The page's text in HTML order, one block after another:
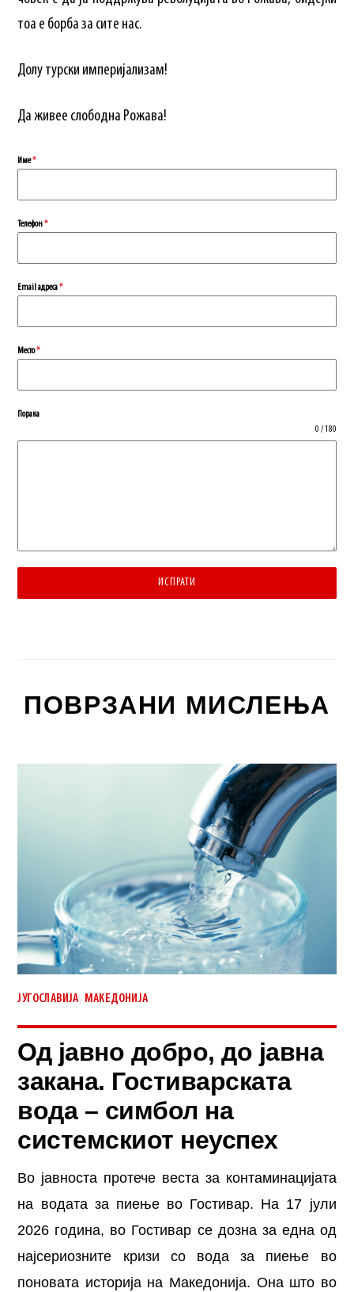
тоа е борба за сите нас.
Долу турски империјализам!
Да живее слободна Рожава!
Име*
Телефон*
Еmail адреса*
Место*
Порака
0 / 180
ИСПРАТИ
ПОВРЗАНИ МИСЛЕЊА
ЈУГОСЛАВИЈА МАКЕДОНИЈА
Од јавно добро, до јавна
закана. Гостиварската
вода – симбол на
системскиот неуспех
Во јавноста протече веста за контаминацијата
на водата за пиење во Гостивар. На 17 јули
2026 година, во Гостивар се дозна за една од
најсериозните кризи со вода за пиење во
поновата историја на Македонија. Она што во